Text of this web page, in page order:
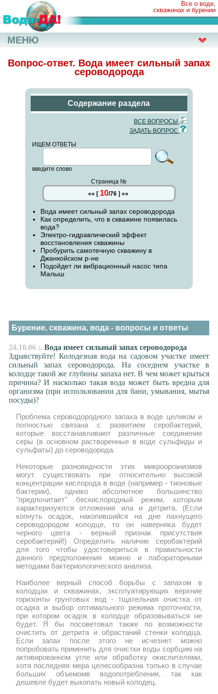
Все о воде,
скважинах и бурении
Вопрос-ответ. Вода имеет сильный запах
сероводорода
Содержание раздела
ВСЕ ВОПРОСЫ
ЗАДАТЬ ВОПРОС
ИЩЕМ ОТВЕТЫ
введите слово
Страница №
«« [ 10/76] »»
Вода имеет сильный запах сероводорода
Как определить, что в скважине появилась
вода?
Электро-гидравлический эффект
восстановления скважины
Пробурить самотечную скважину в
Джанкойском р-не
Подойдет ли вибрационный насос типа
Малыш
Бурение, скважина, вода - вопросы и ответы
24.10.06 :. Вода имеет сильный запах сероводорода
Здравствуйте! Колодезная вода на садовом участке имеет
сильный запах сероводорода. На соседнем участке в
колодце такой же глубины запаха нет. В чем может крыться
причина? И насколько такая вода может быть вредна для
организма (при использовании для бани, умывания, мытья
посуды)?
Проблема сероводородного запаха в воде целиком и
полностью связана с развитием серобактерий,
которые восстанавливают различные соединения
серы (в основном растворенные в воде сульфиды и
сульфаты) до сероводорода.
Некоторые разновидности этих микроорганизмов
могут существовать при относительно высокой
концентрации кислорода в воде (например - тионовые
бактерии), однако абсолютное большинство
"предпочитает" бескислородный режим, которым
характеризуются отложения ила и детрита. (Если
копнуть осадок, накопившийся на дне пахнущего
сероводородом колодце, то он наверняка будет
черного цвета - верный признак присутствия
серобактерий!) Определить наличие серобактерий
для того чтобы удостовериться в правильности
данного предположения можно и лабораторными
методами бактериологического анализа.
Наиболее верный способ борьбы с запахом в
колодцах и скважинах, эксплуатирующих верхние
горизонты грунтовых вод - тщательная очистка от
осадка и выбор оптимального режима проточности,
при котором осадок в колодце образовываться не
будет. Я бы посоветовал также по возможности
очистить от детрита и обрастаний стенки колодца.
Если запах после этого не исчезнет можно
попробовать применить для очистки воды сорбцию на
активированном угле или обработку окислителями,
хотя последняя мера целесообразна только в случае
больших объемомв водопотребления, так как
дешевле будет выкопать новый колодец.
МЕНЮ